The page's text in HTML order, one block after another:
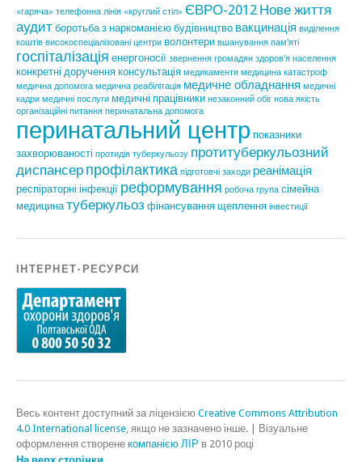
«гаряча» телефонна лінія «круглий стіл» ЄВРО-2012 Нове життя
аудит боротьба з наркоманією будівництво вакцинація виділення
коштів високоспеціалізовані центри волонтери вшанування пам'яті
госпіталізація енергоносії звернення громадян здоров'я населення
конкретні доручення консультація медикаменти медицина катастроф
медична допомога медична реабілітація медичне обладнання медичні
кадри медичні послуги медичні працівники незаконний обіг нова якість
організаційні питання перинатальна допомога
перинатальний центр показники
захворюваності протидія туберкульозу протитуберкульозний
диспансер профілактика підготовчі заходи реанімація
респіраторні інфекції реформування робоча група сімейна
медицина туберкульоз фінансування щеплення інвестиції
ІНТЕРНЕТ-РЕСУРСИ
Весь контент доступний за ліцензією Creative Commons Attribution
4.0 International license , якщо не зазначено інше. | Візуальне
оформлення створене компанією ЛІР в 2010 році